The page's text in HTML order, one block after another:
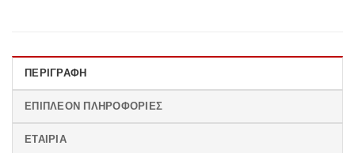
ΠΕΡΙΓΡΑΦΉ
ΕΠΙΠΛΈΟΝ ΠΛΗΡΟΦΟΡΊΕΣ
ΕΤΑΙΡΊΑ